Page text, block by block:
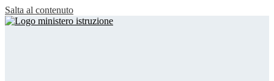
Salta al contenuto